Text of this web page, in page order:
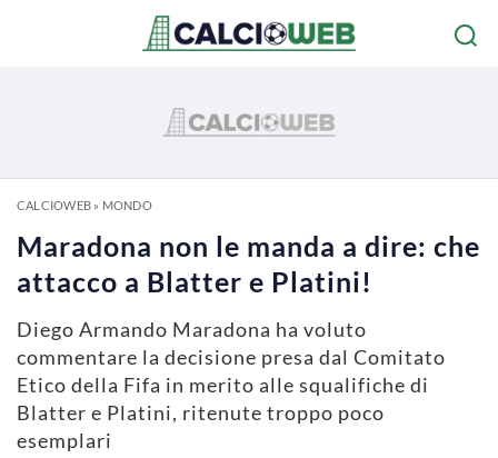
CALCIOWEB» MONDO
Maradona non le manda a dire: che
attacco a Blatter e Platini!
Diego Armando Maradona ha voluto
commentare la decisione presa dal Comitato
Etico della Fifa in merito alle squalifiche di
Blatter e Platini, ritenute troppo poco
esemplari